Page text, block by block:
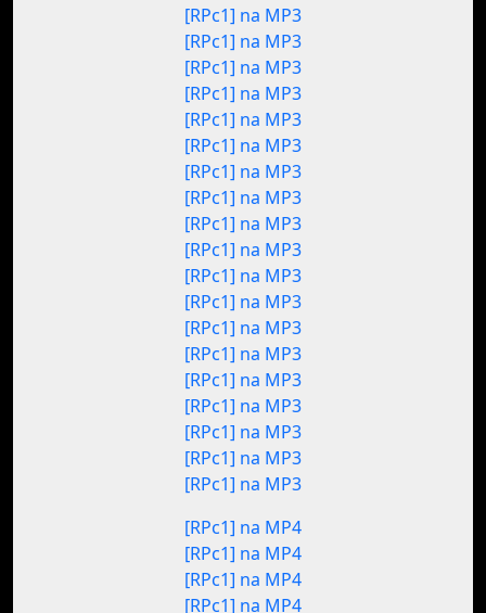
[RPc1] na MP3
[RPc1] na MP3
[RPc1] na MP3
[RPc1] na MP3
[RPc1] na MP3
[RPc1] na MP3
[RPc1] na MP3
[RPc1] na MP3
[RPc1] na MP3
[RPc1] na MP3
[RPc1] na MP3
[RPc1] na MP3
[RPc1] na MP3
[RPc1] na MP3
[RPc1] na MP3
[RPc1] na MP3
[RPc1] na MP3
[RPc1] na MP3
[RPc1] na MP3
[RPc1] na MP4
[RPc1] na MP4
[RPc1] na MP4
[RPc1] na MP4